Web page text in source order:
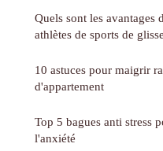
Quels sont les avantages
athlètes de sports de
10 astuces pour maigrir
d'appartement
Top 5 bagues anti stress
l'anxiété